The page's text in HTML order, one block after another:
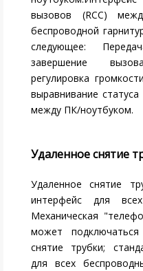
вызовов (RCC)
беспроводной
следующее:
завершение
регулировка
выравнивание
между ПК/ноутбуком.
Удаленное снятие
Удаленное снятие
интерфейс для
Механическая
может
снятие трубки;
для всех